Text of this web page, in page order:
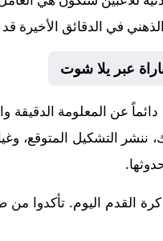
الذهني في الدقائق الأخيرة
عبر يلا شوت
عن المعلومة
التشكيل المتوقع،